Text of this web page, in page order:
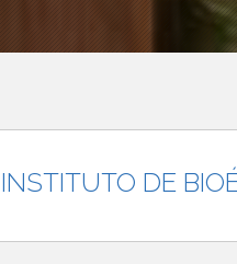
INSTITUTO DE